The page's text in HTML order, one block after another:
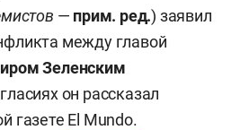
— прим. ред.) заявил
между главой
Зеленским
он рассказал
газете El Mundo.